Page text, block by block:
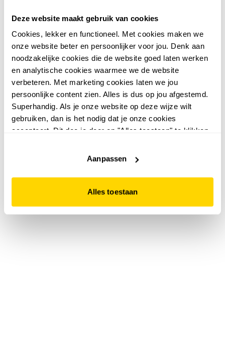
Deze website maakt gebruik van cookies
Cookies, lekker en functioneel. Met cookies maken we
onze website beter en persoonlijker voor jou. Denk aan
noodzakelijke cookies die de website goed laten werken
en analytische cookies waarmee we de website
verbeteren. Met marketing cookies laten we jou
persoonlijke content zien. Alles is dus op jou afgestemd.
Superhandig. Als je onze website op deze wijze wilt
gebruiken, dan is het nodig dat je onze cookies
accepteert. Dit doe je door op "Alles toestaan" te klikken.
website niet optimaal functioneert.
Aanpassen
Alles toestaan